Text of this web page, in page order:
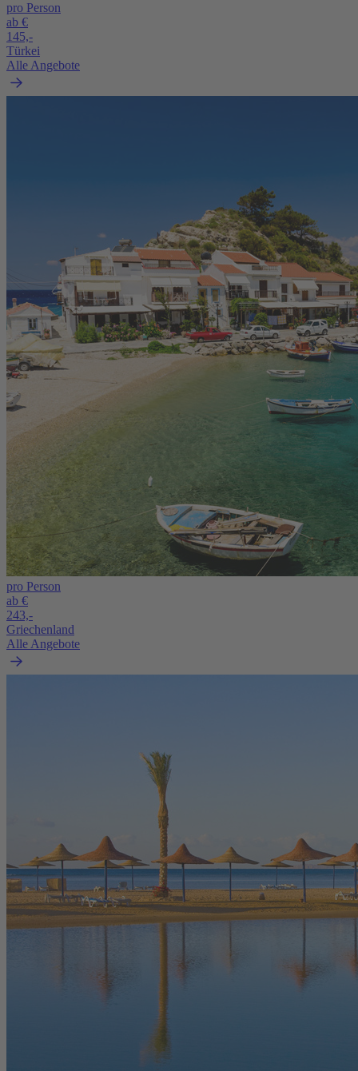
pro Person
ab €
145,-
Türkei
Alle Angebote
pro Person
ab €
243,-
Griechenland
Alle Angebote